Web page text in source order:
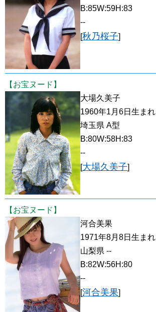
B:85W:59H:83
--
[秋乃桜子]
【お宝ヌード】
大場久美子
1960年1月6日生まれ
埼玉県 A型
B:80W:58H:83
--
[大場久美子]
【お宝ヌード】
河合美果
1971年8月8日生まれ
山梨県 --
B:82W:56H:80
--
[河合美果]